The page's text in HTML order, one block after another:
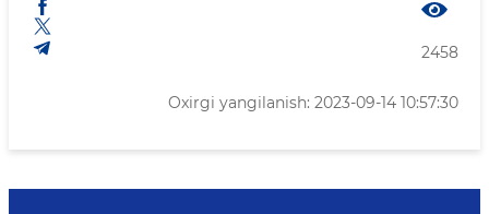
2458
Oxirgi yangilanish: 2023-09-14 10:57:30